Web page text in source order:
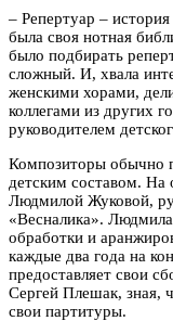
– Репертуар –
была своя нотная
было подбирать
сложный. И, хвала
женскими хорами,
коллегами из других
руководителем
Композиторы обычно
детским составом. На
Людмилой Жуковой,
«Весналика».
обработки и
каждые два года на
предоставляет свои
Сергей Плешак, зная,
свои партитуры.